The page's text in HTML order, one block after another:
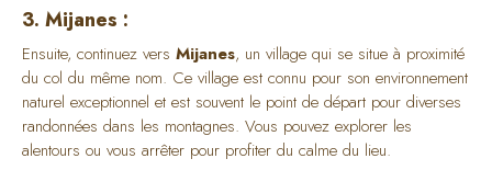
3. Mijanes :
Ensuite, continuez vers Mijanes, un village qui se situe à proximité
du col du même nom. Ce village est connu pour son environnement
naturel exceptionnel et est souvent le point de départ pour diverses
randonnées dans les montagnes. Vous pouvez explorer les
alentours ou vous arrêter pour profiter du calme du lieu.